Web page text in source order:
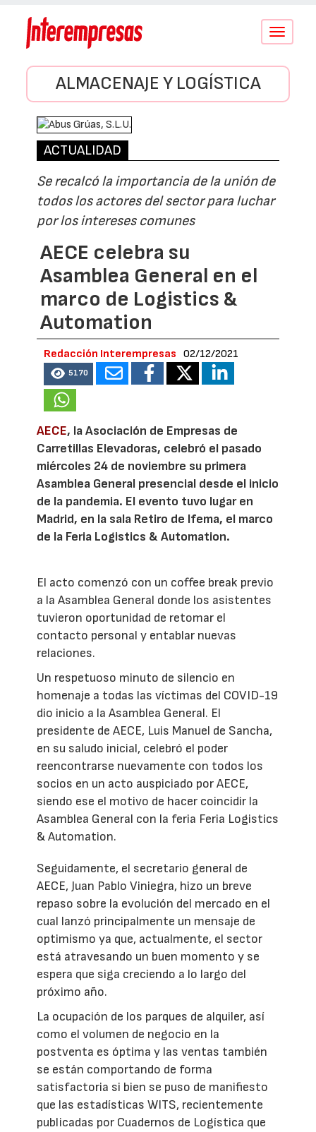
Conmutar
ALMACENAJE Y LOGÍSTICA
ACTUALIDAD
Se recalcó la importancia de la unión de
todos los actores del sector para luchar
por los intereses comunes
AECE celebra su
Asamblea General en el
marco de Logistics &
Automation
Redacción Interempresas 02/12/2021
5170
AECE, la Asociación de Empresas de
Carretillas Elevadoras, celebró el pasado
miércoles 24 de noviembre su primera
Asamblea General presencial desde el inicio
de la pandemia. El evento tuvo lugar en
Madrid, en la sala Retiro de Ifema, el marco
de la Feria Logistics & Automation.
El acto comenzó con un coffee break previo
a la Asamblea General donde los asistentes
tuvieron oportunidad de retomar el
contacto personal y entablar nuevas
relaciones.
Un respetuoso minuto de silencio en
homenaje a todas las víctimas del COVID-19
dio inicio a la Asamblea General. El
presidente de AECE, Luis Manuel de Sancha,
en su saludo inicial, celebró el poder
reencontrarse nuevamente con todos los
socios en un acto auspiciado por AECE,
siendo ese el motivo de hacer coincidir la
Asamblea General con la feria Feria Logistics
& Automation.
Seguidamente, el secretario general de
AECE, Juan Pablo Viniegra, hizo un breve
repaso sobre la evolución del mercado en el
cual lanzó principalmente un mensaje de
optimismo ya que, actualmente, el sector
está atravesando un buen momento y se
espera que siga creciendo a lo largo del
próximo año.
La ocupación de los parques de alquiler, así
como el volumen de negocio en la
postventa es óptima y las ventas también
se están comportando de forma
satisfactoria si bien se puso de manifiesto
que las estadísticas WITS, recientemente
publicadas por Cuadernos de Logística que